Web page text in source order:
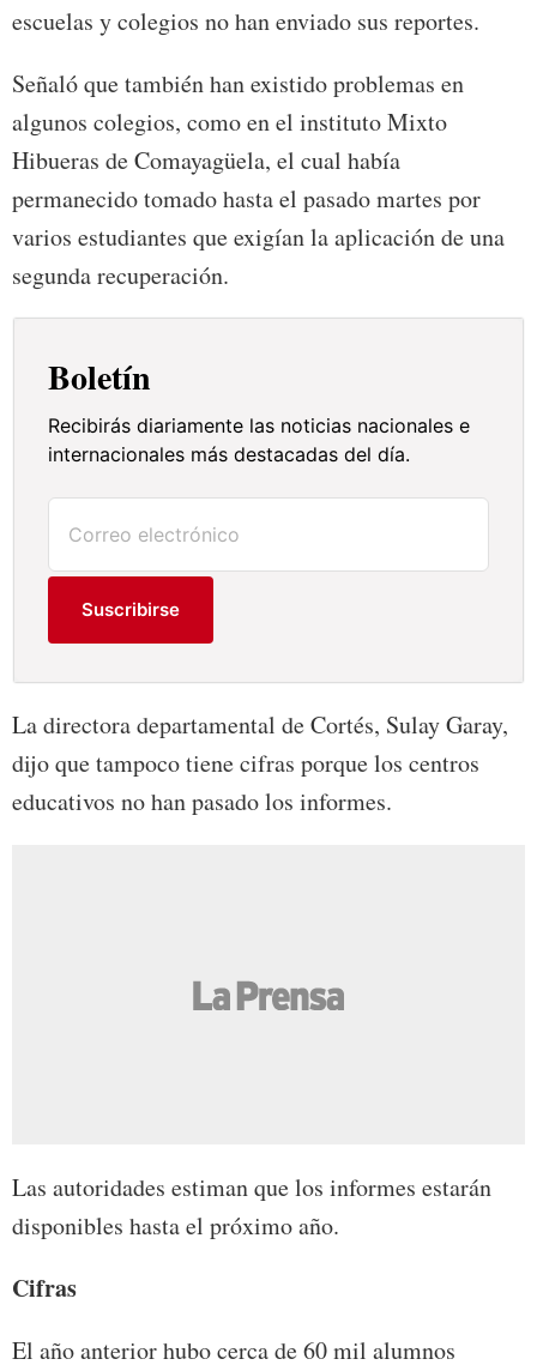
escuelas y colegios no han enviado sus reportes.
Señaló que también han existido problemas en
algunos colegios, como en el instituto Mixto
Hibueras de Comayagüela, el cual había
permanecido tomado hasta el pasado martes por
varios estudiantes que exigían la aplicación de una
segunda recuperación.
Boletín
Recibirás diariamente las noticias nacionales e
internacionales más destacadas del día.
Suscribirse
La directora departamental de Cortés, Sulay Garay,
dijo que tampoco tiene cifras porque los centros
educativos no han pasado los informes.
Las autoridades estiman que los informes estarán
disponibles hasta el próximo año.
Cifras
El año anterior hubo cerca de 60 mil alumnos